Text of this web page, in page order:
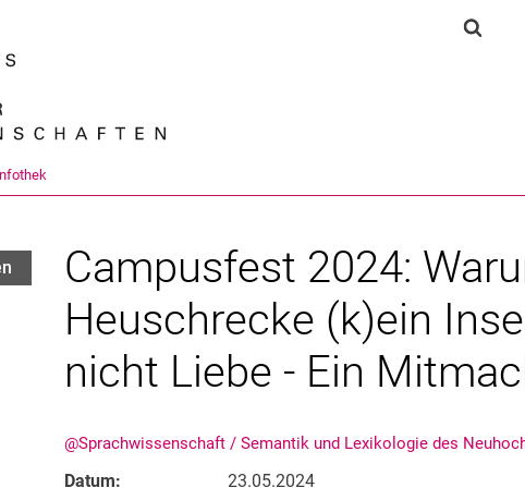
Springe direkt zu: Inhalt
Springe direkt zu: Suche
Springe direkt zu:
Campusfest 2024:
Heuschrecke (k)ein
nicht Liebe - Ein
@Sprachwissenschaft / Semantik und Lexikologie des
Datum:
23.05.2024